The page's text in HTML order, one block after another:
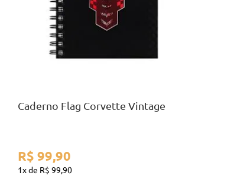
A5
COMPRAR
Caderno Flag Corvette Vintage
R$ 99,90
1 R$ 99,90